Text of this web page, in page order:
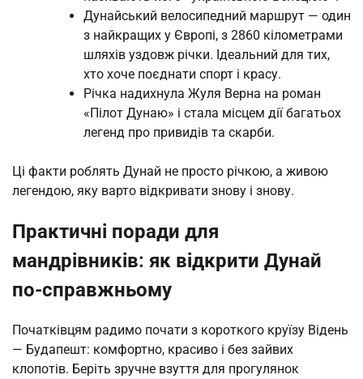
Дунайський велосипедний маршрут — один
з найкращих у Європі, з 2860 кілометрами
шляхів уздовж річки. Ідеальний для тих,
хто хоче поєднати спорт і красу.
Річка надихнула Жуля Верна на роман
«Пілот Дунаю» і стала місцем дії багатьох
легенд про привидів та скарби.
Ці факти роблять Дунай не просто річкою, а живою
легендою, яку варто відкривати знову і знову.
Практичні поради для
мандрівників: як відкрити Дунай
по-справжньому
Початківцям радимо почати з короткого круїзу Відень
— Будапешт: комфортно, красиво і без зайвих
клопотів. Беріть зручне взуття для прогулянок